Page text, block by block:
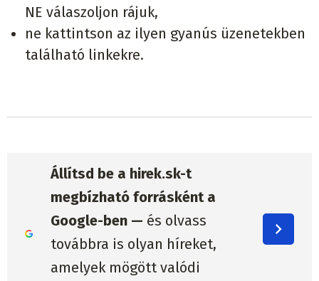
NE válaszoljon rájuk,
ne kattintson az ilyen gyanús üzenetekben
található linkekre.
Állítsd be a hirek.sk-t
megbízható forrásként a
Google-ben — és olvass
továbbra is olyan híreket,
amelyek mögött valódi